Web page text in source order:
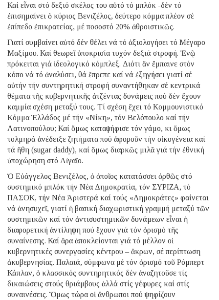
Καί εἶναι στό δεξιό σκέλος του αὐτό τό μπλόκ -δέν τό
ἐπισημαίνει ὁ κύριος Βενιζέλος, δεύτερο κόμμα πλέον σέ
ἐπίπεδο ἐπικρατείας, μέ ποσοστό 20% ἀθροιστικῶς.
Γιατί συμβαίνει αὐτό δέν θέλει νά τό ἀξιολογήσει τό Μέγαρο
Μαξίμου. Καί θεωρεῖ ὑποκρισία τυχόν δεξιά στροφή. Ἐνῷ
πρόκειται γιά ἰδεολογικό κόμπλεξ. Διότι ἄν ἔμπαινε στόν
κόπο νά τό ἀναλύσει, θά ἔπρεπε καί νά ἐξηγήσει γιατί σέ
αὐτήν τήν συντηρητική στροφή συναντήθηκαν σέ κεντρικά
θέματα τῆς κυβερνητικῆς ἀτζέντας δυνάμεις πού δέν ἔχουν
καμμία σχέση μεταξύ τους. Τί σχέση ἔχει τό Κομμουνιστικό
Κόμμα Ἑλλάδος μέ τήν «Νίκη», τόν Βελόπουλο καί τήν
Λατινοπούλου; Καί ὅμως καταψήφισε τόν γάμο, κι ὅμως
τολμηρά ἀνέδειξε ζητήματα πού ἀφοροῦν τήν οἰκογένεια καί
τά ἤθη (sugar daddy), καί ὅμως διαρκῶς μιλᾶ γιά τήν ἐθνική
ὑποχώρηση στό Αἰγαῖο.
Ὁ Εὐάγγελος Βενιζέλος, ὁ ὁποῖος κατατάσσει ὀρθῶς στό
συστημικό μπλόκ τήν Νέα Δημοκρατία, τόν ΣΥΡΙΖΑ, τό
ΠΑΣΟΚ, τήν Νέα Ἀριστερά καί τούς «Δημοκράτες» φαίνεται
νά ἀνησυχεῖ, γιατί ἡ βασική διαχωριστική γραμμή μεταξύ τῶν
συστημικῶν καί τόν ἀντισυστημικῶν δυνάμεων εἶναι ἡ
διαφορετική ἀντίληψη πού ἔχουν γιά τόν ὁρισμό τῆς
συναίνεσης. Καί ἄρα ἀποκλείονται γιά τό μέλλον οἱ
κυβερνητικές συνεργασίες κέντρου – ἄκρων, σέ περίπτωση
ἀκυβερνησίας. Παλαιά, σύμφωνα μέ τόν ὁρισμό τοῦ Ρόμπερτ
Κάπλαν, ὁ κλασσικός συντηρητικός δέν ἀναζητοῦσε τίς
δικαιώσεις στούς θριάμβους ἀλλά στίς γέφυρες καί στίς
συναινέσεις. Ὅμως τώρα οἱ ἄνθρωποι πού ψηφίζουν